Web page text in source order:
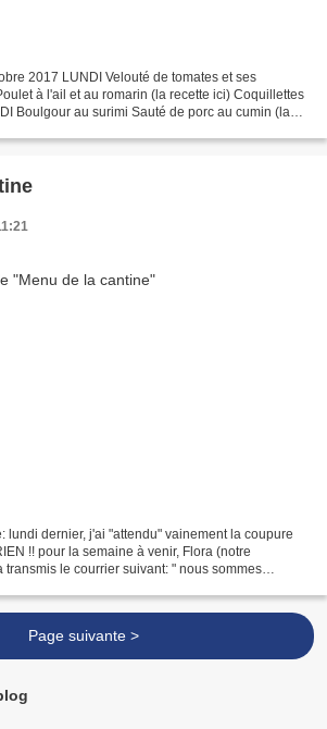
2017 LUNDI Velouté de tomates et ses
à l'ail et au romarin (la recette ici) Coquillettes
Boulgour au surimi Sauté de porc au cumin (la
lundi dernier, j'ai "attendu" vainement la coupure
!! pour la semaine à venir, Flora (notre
transmis le courrier suivant: " nous sommes
Page suivante >